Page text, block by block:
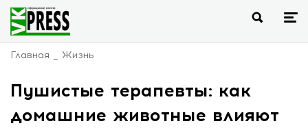
Главная Жизнь
Пушистые терапевты: как
домашние животные влияют